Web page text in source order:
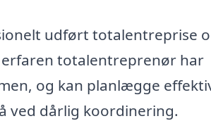
udført totalentreprise
erfaren totalentreprenør har
og kan planlægge
ved dårlig koordinering.